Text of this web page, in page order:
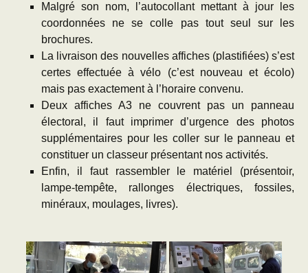
Malgré son nom, l’autocollant mettant à jour les
coordonnées ne se colle pas tout seul sur les
brochures.
La livraison des nouvelles affiches (plastifiées) s’est
certes effectuée à vélo (c’est nouveau et écolo)
mais pas exactement à l’horaire convenu.
Deux affiches A3 ne couvrent pas un panneau
électoral, il faut imprimer d’urgence des photos
supplémentaires pour les coller sur le panneau et
constituer un classeur présentant nos activités.
Enfin, il faut rassembler le matériel (présentoir,
lampe-tempête, rallonges électriques, fossiles,
minéraux, moulages, livres).